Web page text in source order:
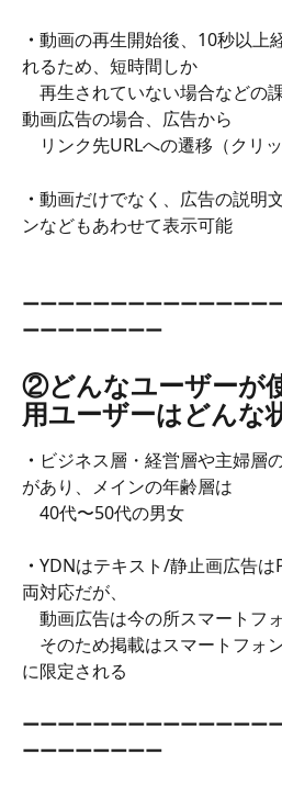
・ 動画の再生開始後、10秒以上
れるため、短時間しか
再生されていない場合などの
動画広告の場合、広告から
リンク先URLへの遷移（クリ
・ 動画だけでなく、広告の説明
ンなどもあわせて表示可能
ーーーーーーーーーーーーーー
ーーーーーーーー
②どんなユーザーが
用ユーザーはどんな
・ ビジネス層・経営層や主婦層
があり、メインの年齢層は
40代〜50代の男女
・ YDNはテキスト/静止画広告は
両対応だが、
動画広告は今の所スマートフ
そのため掲載はスマートフォ
に限定される
ーーーーーーーーーーーーーー
ーーーーーーーー